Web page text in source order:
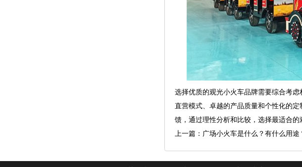
选择优质的观光小火车品牌需要综合考
直营模式、卓越的产品质量和个性化的
馈，通过理性分析和比较，选择最适合
上一篇：广场小火车是什么？有什么用途